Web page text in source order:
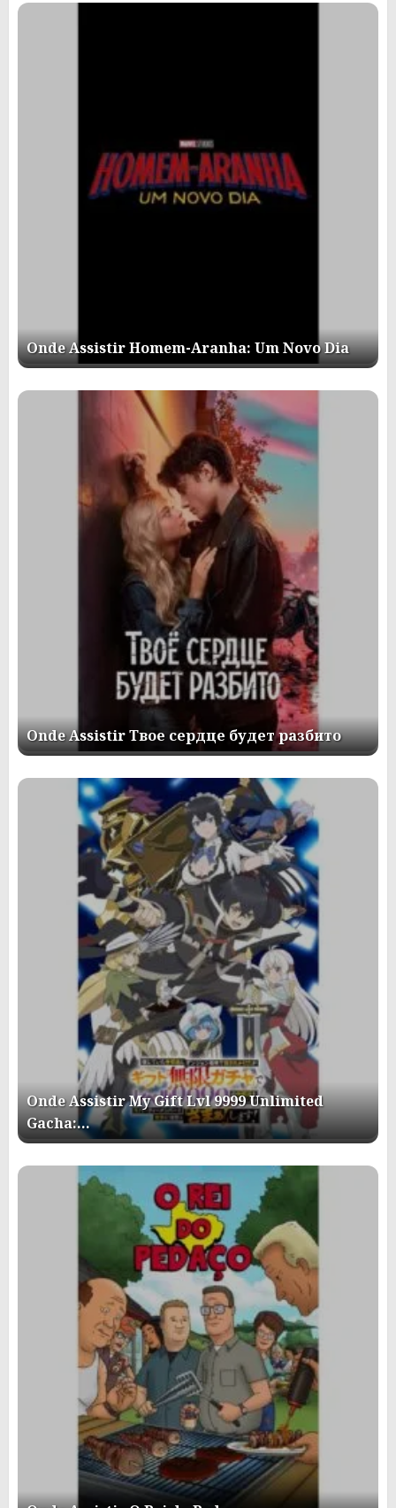
Onde Assistir Homem-Aranha: Um Novo Dia
Onde Assistir Твое сердце будет разбито
Onde Assistir My Gift Lvl 9999 Unlimited
Gacha:…